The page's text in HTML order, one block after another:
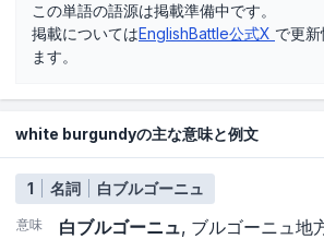
この単語の語源は掲載準備中です。
掲載についてはEnglishBattle公式X で更
ます。
white burgundyの主な意味と例文
1 名詞 白ブルゴーニュ
意味 白ブルゴーニュ ブルゴーニュ地